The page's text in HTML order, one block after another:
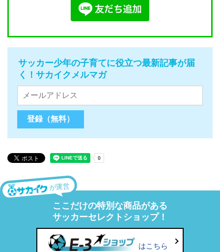
サッカー少年の子育てに役立つ最新記事が届
く！サカイクメルマガ
が運営
ここだけの特別な商品がある
サッカーセレクトショップ！
はこちら